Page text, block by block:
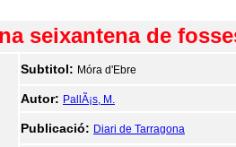
seixantena de
Subtitol: Móra d'Ebre
Autor: PallÃ¡s, M.
Publicació: Diari de Tarragona